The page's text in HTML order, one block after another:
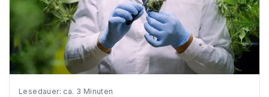
Lesedauer: ca. 3 Minuten